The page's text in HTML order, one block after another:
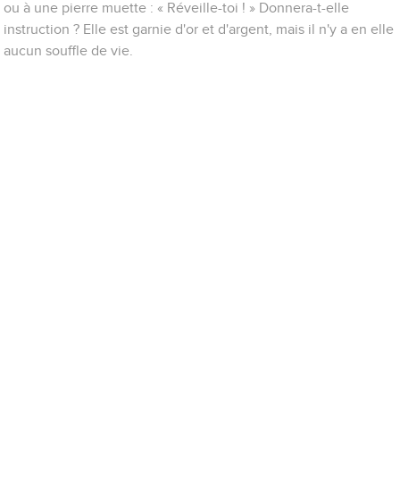
ou à une pierre muette : « Réveille-toi ! » Donnera-t-elle
instruction ? Elle est garnie d'or et d'argent, mais il n'y a en elle
aucun souffle de vie.